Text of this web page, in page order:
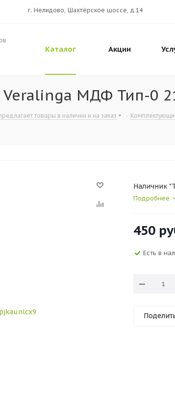
г. Нелидово, Шахтёрское шоссе, д.14
Каталог Акции
МДФ Тип-0
товары в наличии и на заказ -
Наличник
Подробнее
450
Есть в